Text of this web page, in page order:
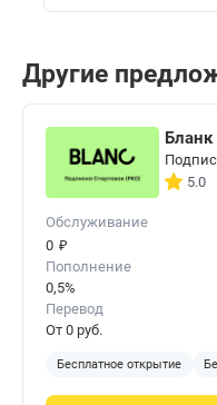
Другие
Бланк
5.0
Обслуживание
0 ₽
Пополнение
0,5%
Перевод
От 0 руб.
Бесплатное открытие